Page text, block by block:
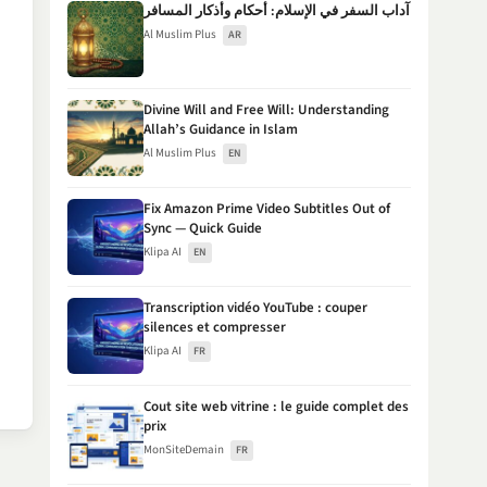
آداب السفر في الإسلام: أحكام وأذكار المسافر
Al Muslim Plus AR
Divine Will and Free Will: Understanding
Allah’s Guidance in Islam
Al Muslim Plus EN
Fix Amazon Prime Video Subtitles Out of
Sync — Quick Guide
Klipa AI EN
Transcription vidéo YouTube : couper
silences et compresser
Klipa AI FR
Cout site web vitrine : le guide complet des
prix
MonSiteDemain FR